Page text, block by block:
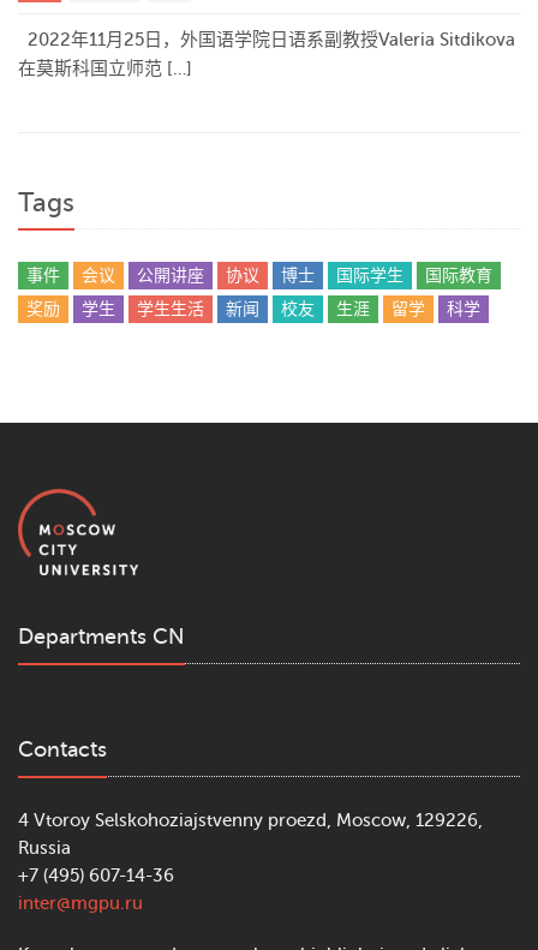
2022年11月25日，外国语学院日语系副教授Valeria Sitdikova
在莫斯科国立师范 […]
Tags
事件 会议 公開讲座 协议 博士 国际学生
国际教育
奖励
学生 学生生活 新闻 校友 生涯 留学 科学
Departments CN
Contacts
4 Vtoroy Selskohoziajstvenny proezd, Moscow, 129226,
Russia
+7 (495) 607-14-36
inter@mgpu.ru